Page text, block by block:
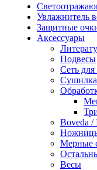
Увлажнитель
Защитные
Аксессуары
Подвесы
Сеть
Сушилка
Boveda /
Мерные
Весы